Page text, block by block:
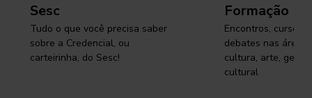
Sesc
Tudo o que você precisa saber
sobre a Credencial, ou
carteirinha, do Sesc!
Formação
Encontros, cursos,
debates nas áreas
cultura, arte,
cultural